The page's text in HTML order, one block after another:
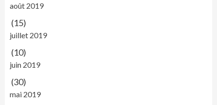
août 2019
(15)
juillet 2019
(10)
juin 2019
(30)
mai 2019